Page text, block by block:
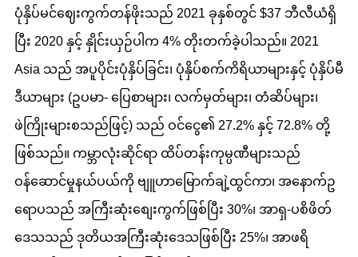
ပုံနှိပ်မင်ဈေးကွက်တန်ဖိုးသည် 2021 ခုနှစ်တွင် $37 ဘီလီယံရှိ
ပြီး 2020 နှင့် နှိုင်းယှဉ်ပါက 4% တိုးတက်ခဲ့ပါသည်။ 2021
Asia သည် အပူပိုင်းပုံနှိပ်ခြင်း၊ ပုံနှိပ်စက်ကိရိယာများနှင့် ပုံနှိပ်မီ
ဒီယာများ (ဥပမာ- ပြေစာများ၊ လက်မှတ်များ၊ တံဆိပ်များ၊
ဖဲကြိုးများစသည်ဖြင့်) သည် ဝင်ငွေ၏ 27.2% နှင့် 72.8% တို့
ဖြစ်သည်။ ကမ္ဘာလုံးဆိုင်ရာ ထိပ်တန်းကုမ္ပဏီများသည်
ဝန်ဆောင်မှုနယ်ပယ်ကို ဗျူဟာမြောက်ချဲ့ထွင်ကာ၊ အနောက်ဥ
ရောပသည် အကြီးဆုံးစျေးကွက်ဖြစ်ပြီး 30%၊ အာရှ-ပစိဖိတ်
ဒေသသည် ဒုတိယအကြီးဆုံးဒေသဖြစ်ပြီး 25%၊ အာဖရိ